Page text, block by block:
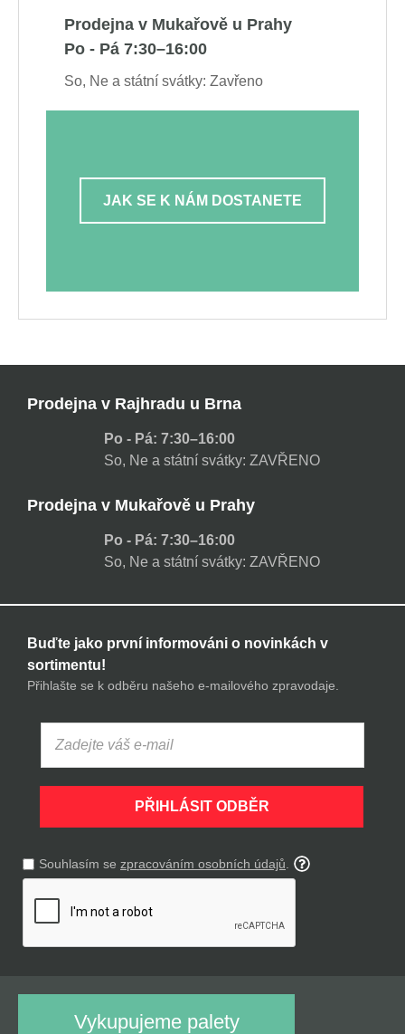
Prodejna v Mukařově u Prahy
Po - Pá 7:30–16:00
So, Ne a státní svátky: Zavřeno
JAK SE K NÁM DOSTANETE
Prodejna v Rajhradu u Brna
Po - Pá: 7:30–16:00
So, Ne a státní svátky: ZAVŘENO
Prodejna v Mukařově u Prahy
Po - Pá: 7:30–16:00
So, Ne a státní svátky: ZAVŘENO
Buďte jako první informováni o novinkách v
sortimentu!
Přihlašte se k odběru našeho e-mailového zpravodaje.
PŘIHLÁSIT ODBĚR
Souhlasím se zpracováním osobních údajů
Vykupujeme palety